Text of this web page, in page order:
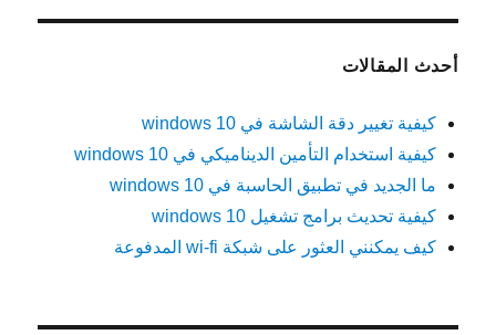
أحدث المقالات
كيفية تغيير دقة الشاشة في windows 10
كيفية استخدام التأمين الديناميكي في windows 10
ما الجديد في تطبيق الحاسبة في windows 10
كيفية تحديث برامج تشغيل windows 10
كيف يمكنني العثور على شبكة wi-fi المدفوعة